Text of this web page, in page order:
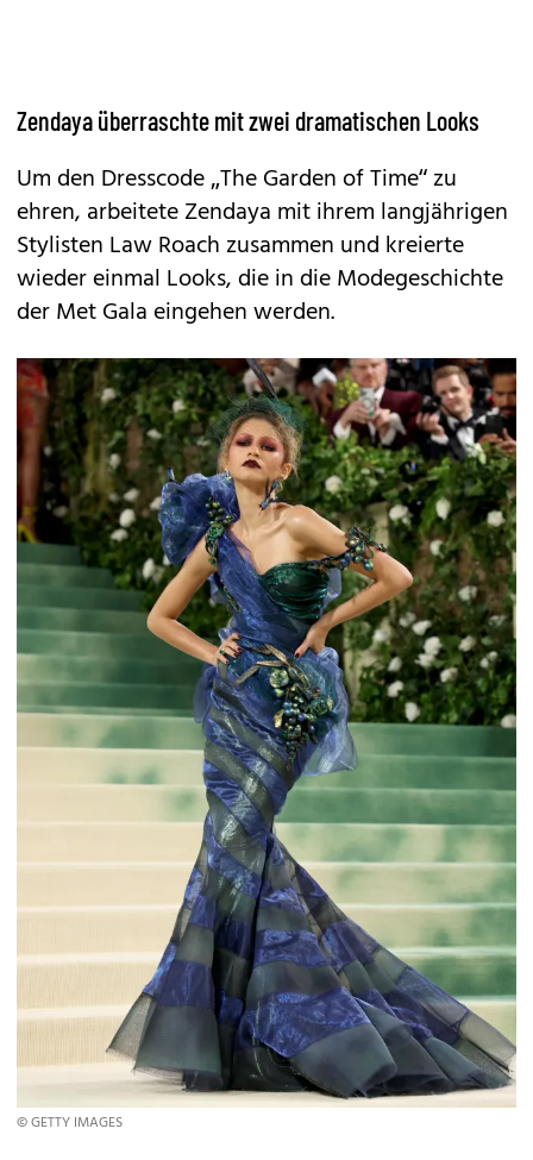
Zendaya überraschte mit zwei dramatischen Looks
Um den Dresscode „The Garden of Time“ zu
ehren, arbeitete Zendaya mit ihrem langjährigen
Stylisten Law Roach zusammen und kreierte
wieder einmal Looks, die in die Modegeschichte
der Met Gala eingehen werden.
© GETTY IMAGES